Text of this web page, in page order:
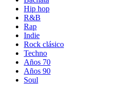
Hip hop
R&B
Rap
Indie
Rock clásico
Techno
Años 70
Años 90
Soul